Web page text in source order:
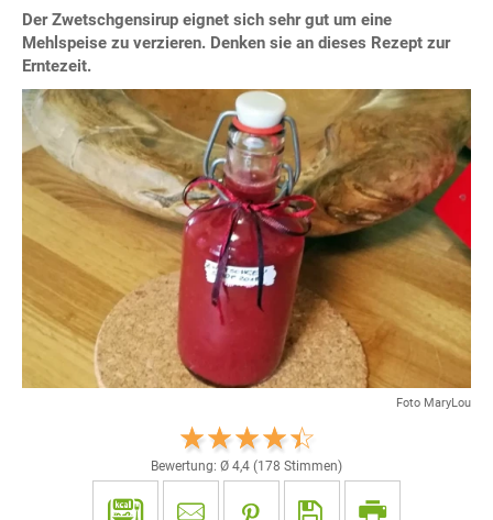
Der Zwetschgensirup eignet sich sehr gut um eine
Mehlspeise zu verzieren. Denken sie an dieses Rezept zur
Erntezeit.
Foto MaryLou
Bewertung: Ø 4,4 (178 Stimmen)